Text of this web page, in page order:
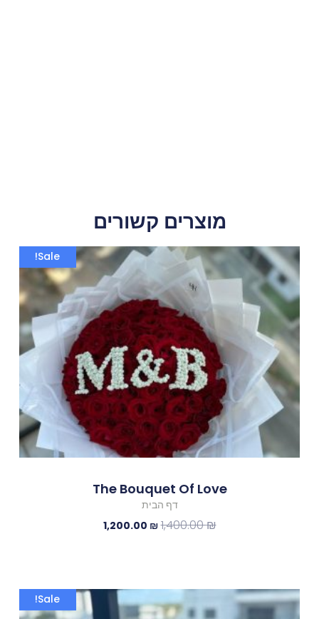
מוצרים קשורים
Sale!
The Bouquet Of Love
דף הבית
1,400.00₪
המחיר
המקורי
היה:
1,400.00 ₪.
1,200.00 ₪
המחיר
הנוכחי
הוא:
1,200.00 ₪.
Sale!
המקורי
המחיר
הנוכחי